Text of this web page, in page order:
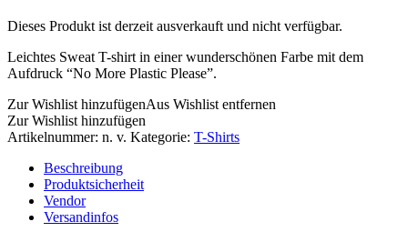
Dieses Produkt ist derzeit ausverkauft und nicht verfügbar.
Leichtes Sweat T-shirt in einer wunderschönen Farbe mit dem
Aufdruck “No More Plastic Please”.
Zur Wishlist hinzufügenAus Wishlist entfernen
Zur Wishlist hinzufügen
Artikelnummer: n. v. Kategorie: T-Shirts
Beschreibung
Produktsicherheit
Vendor
Versandinfos